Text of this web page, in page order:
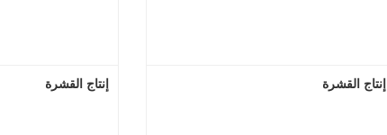
إنتاج القشرة إنتاج القشرة